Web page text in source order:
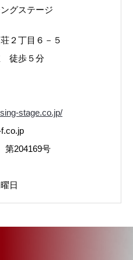
グステージ
２丁目６－５
徒歩５分
stage.co.jp/
第204169号
日